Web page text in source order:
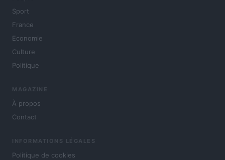
Sport
France
Economie
Culture
Politique
MAGAZINE
À propos
Contact
INFORMATIONS LÉGALES
Politique de cookies